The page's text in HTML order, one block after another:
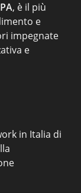
, è il più
e
impegnate
e
in Italia di